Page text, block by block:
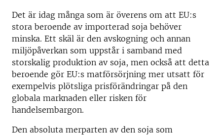
Det är idag många som är överens om att EU:s
stora beroende av importerad soja behöver
minska. Ett skäl är den avskogning och annan
miljöpåverkan som uppstår i samband med
storskalig produktion av soja, men också att detta
beroende gör EU:s matförsörjning mer utsatt för
exempelvis plötsliga prisförändringar på den
globala marknaden eller risken för
handelsembargon.
Den absoluta merparten av den soja som